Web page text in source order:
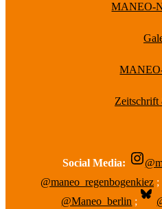
MANEO-
Social Media:
@maneo_regenbogenkiez ;
@Maneo_berlin ;